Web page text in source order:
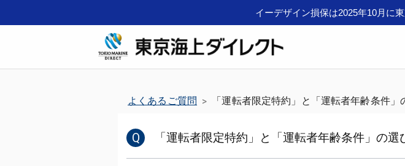
イーデザイン損保は2025年10月に
よくあるご質問 > 「運転者限定特約」と「運転者年齢条件
Q 「運転者限定特約」と「運転者年齢条件」の選